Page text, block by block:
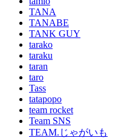
TANA
TANABE
TANK GUY
tarako
taraku
taran
taro
Tass
tatapopo
team rocket
Team SNS
TEAM.じゃがいも